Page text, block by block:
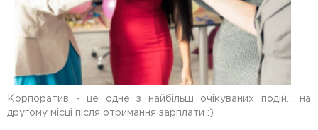
ВІДГУКИ
ДОДАТКОВО
КОНТАКТИ
Корпоратив - це одне з найбільш очікуваних подій... на
другому місці після отримання зарплати :)